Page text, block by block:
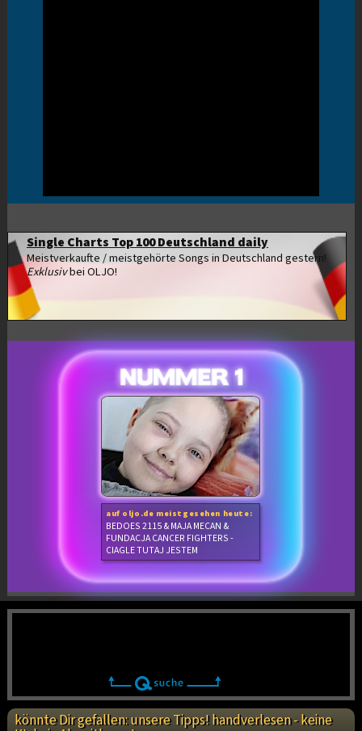
Single Charts Top 100 Deutschland daily
Meistverkaufte / meistgehörte Songs in Deutschland gestern!
Exklusivbei OLJO!
auf oljo.de meistgesehen heute:
BEDOES 2115 & MAJA MECAN &
FUNDACJA CANCER FIGHTERS -
CIAGLE TUTAJ JESTEM
könnte Dir gefallen: unsere Tipps! handverlesen - keine